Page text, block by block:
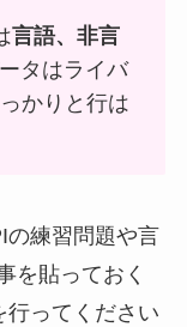
言語、非言
タはライバ
かりと行は
の練習問題や言
を貼っておく
行ってください